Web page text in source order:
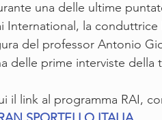
una delle ultime
International, la
del professor Antonio
delle prime interviste della
il link al programma RAI,